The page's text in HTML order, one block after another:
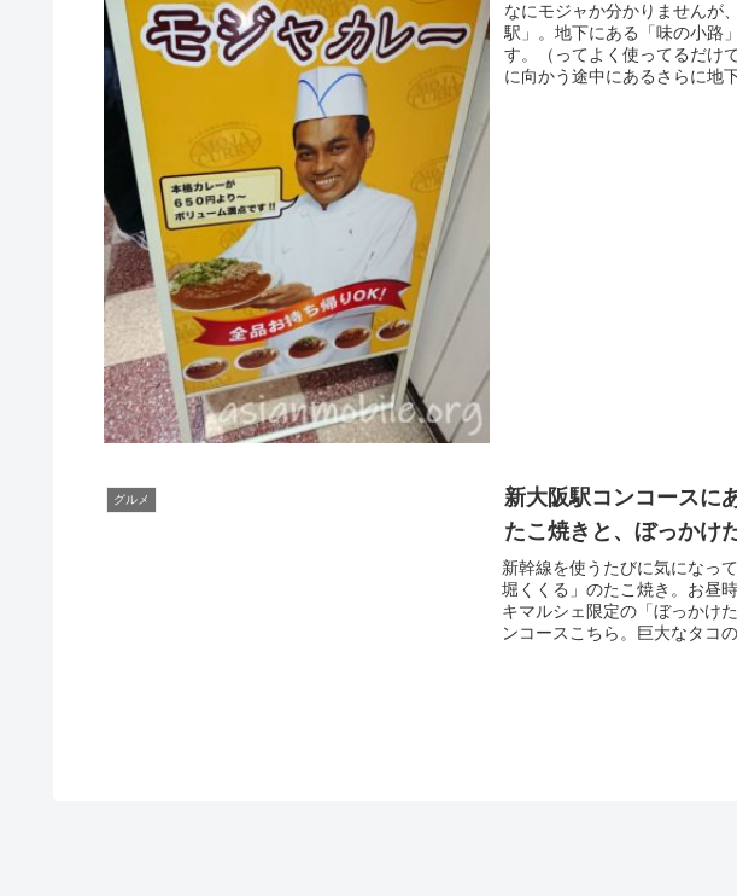
なにモジャか分かりませんが
駅」。地下にある「味の小路
す。（ってよく使ってるだけ
に向かう途中にあるさらに地
グルメ
新大阪駅コンコースに
たこ焼きと、ぼっかけ
新幹線を使うたびに気になっ
堀くくる」のたこ焼き。お昼
キマルシェ限定の「ぼっかけ
ンコースこちら。巨大なタコ